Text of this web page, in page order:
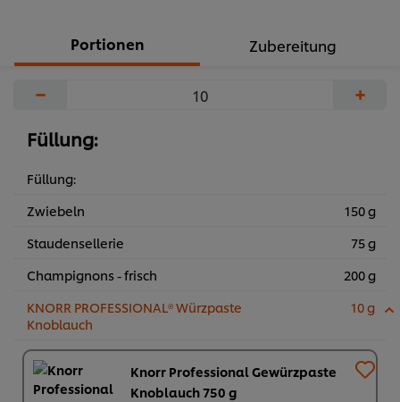
Portionen Zubereitung
− +
Füllung:
Füllung:
Zwiebeln
150 g
Staudensellerie
75 g
Champignons - frisch
200 g
KNORR PROFESSIONAL® Würzpaste
Knoblauch
10 g
Knorr Professional Gewürzpaste
Knoblauch 750 g